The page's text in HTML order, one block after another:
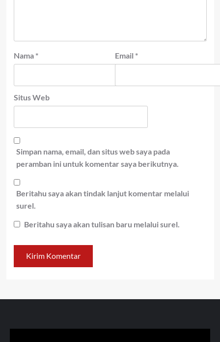
Nama * Email *
Situs Web
Simpan nama, email, dan situs web saya pada
peramban ini untuk komentar saya berikutnya.
Beritahu saya akan tindak lanjut komentar melalui
surel.
Beritahu saya akan tulisan baru melalui surel.